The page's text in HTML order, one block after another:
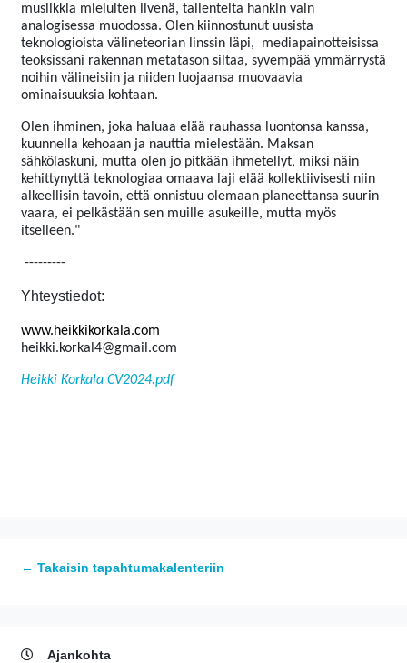
musiikkia mieluiten livenä, tallenteita hankin vain
analogisessa muodossa. Olen kiinnostunut uusista
teknologioista välineteorian linssin läpi,
mediapainotteisissa
teoksissani rakennan metatason siltaa, syvempää ymmärrystä
noihin välineisiin ja niiden luojaansa muovaavia
ominaisuuksia kohtaan.
Olen ihminen, joka haluaa elää rauhassa luontonsa kanssa,
kuunnella kehoaan ja nauttia mielestään. Maksan
sähkölaskuni, mutta olen jo pitkään ihmetellyt, miksi näin
kehittynyttä teknologiaa omaava laji elää kollektiivisesti niin
alkeellisin tavoin, että onnistuu olemaan planeettansa suurin
vaara, ei pelkästään sen muille asukeille, mutta myös
itselleen."
---------
Yhteystiedot:
www.heikkikorkala.com
heikki.korkal4@gmail.com
Heikki Korkala CV2024.pdf
← Takaisin tapahtumakalenteriin
Ajankohta